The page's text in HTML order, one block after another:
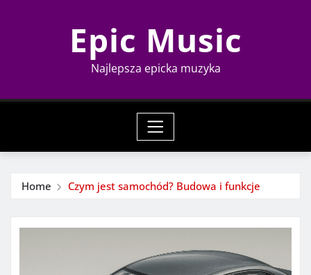
Epic Music
Najlepsza epicka muzyka
Home Czym jest samochód? Budowa i funkcje